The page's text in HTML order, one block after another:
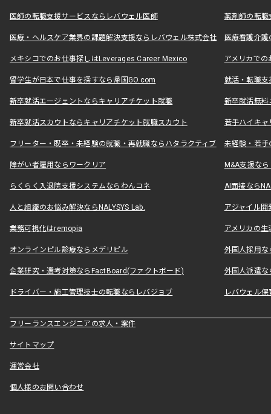
医師の転職支援サービスならレバウェル医師 薬剤師の転
医療・ヘルスケア業界の課題解決支援ならレバウェル株式会社 医療看護介
メキシコでのお仕事探しはLeverages Career Mexico アメリカで
留学生が日本で仕事を探すなら帰国GO.com 就活・転職
新卒就活エージェントならキャリアチケット就職 新卒就活無料
新卒就活スカウトならキャリアチケット就職スカウト 若手ハイキ
フリーター・既卒・未経験の就職・再就職ならハタラクティブ 未経験・若手
障がい者雇用ならワークリア M&A支援な
らくらく入退院支援システムならわんコネ AI面接なら
人と組織のお悩み解決ならNALYSYS Lab. アジャイル
業務可視化はremopia アメリカの
オンラインピル診療ならメデリピル 外国人採用
企業研究・選考対策ならFactBoard(ファクトボード) 外国人派遣な
ドライバー・施工管理技士の転職ならレバジョブ レバウェル
フリーランスエンジニアの求人・案件
サイトマップ
運営会社
個人様のお問い合わせ